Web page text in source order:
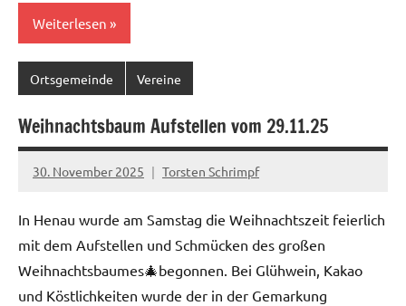
Weiterlesen
Ortsgemeinde Vereine
Weihnachtsbaum Aufstellen vom 29.11.25
30. November 2025 Torsten Schrimpf
In Henau wurde am Samstag die Weihnachtszeit feierlich
mit dem Aufstellen und Schmücken des großen
Weihnachtsbaumes🎄begonnen. Bei Glühwein, Kakao
und Köstlichkeiten wurde der in der Gemarkung